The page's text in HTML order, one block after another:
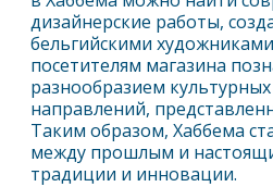
дизайнерские работы,
бельгийскими
посетителям магазина
разнообразием
направлений,
Таким образом, Хаббема
между прошлым и
традиции и инновации.